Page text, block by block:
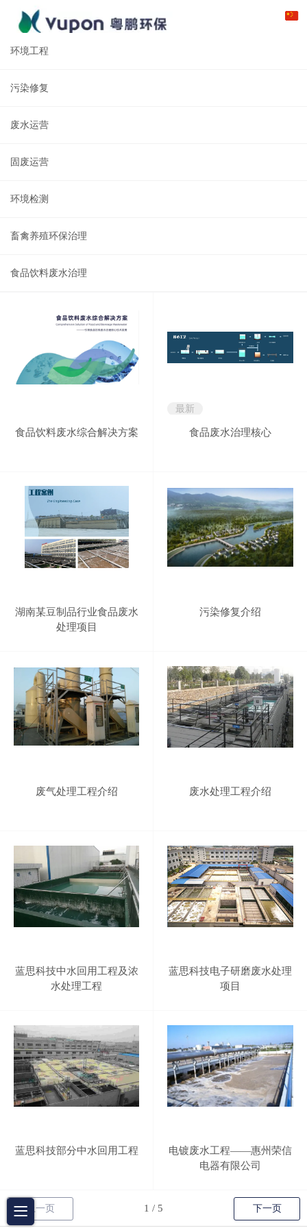
环境工程
污染修复
废水运营
固废运营
环境检测
畜禽养殖环保治理
食品饮料废水治理
食品饮料废水综合解决方案
最新
食品废水治理核心
湖南某豆制品行业食品废水
处理项目
污染修复介绍
废气处理工程介绍 废水处理工程介绍
蓝思科技中水回用工程及浓
水处理工程
蓝思科技电子研磨废水处理
项目
蓝思科技部分中水回用工程
电镀废水工程——惠州荣信
电器有限公司
上一页 下一页